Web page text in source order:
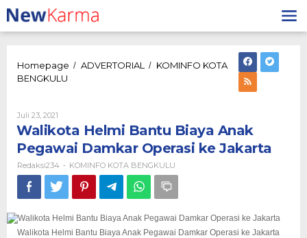
Lewati
ke
konten
Homepage / ADVERTORIAL / KOMINFO KOTA
BENGKULU
Anak
Damkar
Operasi
ke
Jakarta
Juli 23, 2021
Redaksi234
Walikota Helmi Bantu Biaya Anak
Pegawai Damkar Operasi ke Jakarta
Redaksi234 - KOMINFO KOTA BENGKULU
Walikota Helmi Bantu Biaya Anak Pegawai Damkar Operasi ke Jakarta